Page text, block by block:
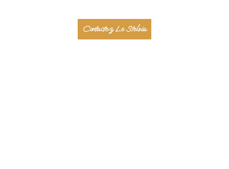
Contactez Le Stelsia